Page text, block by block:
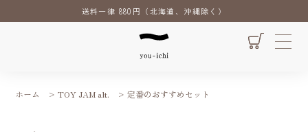
送料一律 880円（北海道、沖縄除く）
ホーム > TOY JAM alt. > 定番のおすすめセット